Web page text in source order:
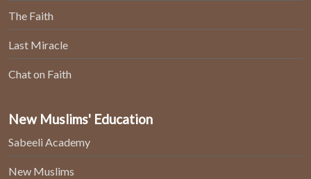
The Faith
Last Miracle
Chat on Faith
New Muslims' Education
Sabeeli Academy
New Muslims